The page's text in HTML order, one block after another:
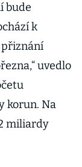
bude
k
přiznání
uvedlo
korun. Na
miliardy